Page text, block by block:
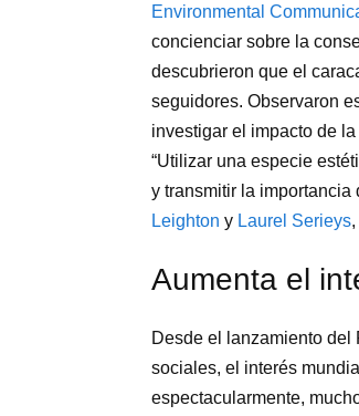
Environmental
concienciar sobre la
descubrieron que el
seguidores. Observaron
investigar el impacto de
“Utilizar una especie
y transmitir la importancia
Leighton y Laurel Serieys
Aumenta el
Desde el lanzamiento del
sociales, el interés
espectacularmente,